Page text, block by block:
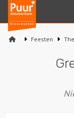
Puur*
Amsterdam
bedrijfsuitjes
Feesten